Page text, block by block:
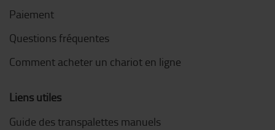
Paiement
Questions fréquentes
Comment acheter un chariot en ligne
Liens utiles
Guide des transpalettes manuels